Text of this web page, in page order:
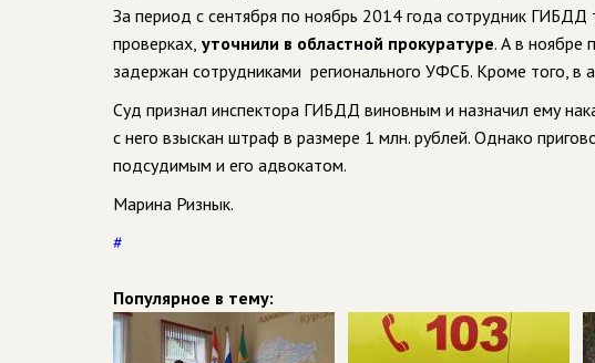
За период с сентября по ноябрь 2014 года сотрудник
проверках, уточнили в областной прокуратуре. А в ноябре
задержан сотрудниками регионального УФСБ. Кроме того,
Суд признал инспектора ГИБДД виновным и назначил ему
с него взыскан штраф в размере 1 млн. рублей. Однако
подсудимым и его адвокатом.
Марина Ризнык.
#
Популярное в тему: